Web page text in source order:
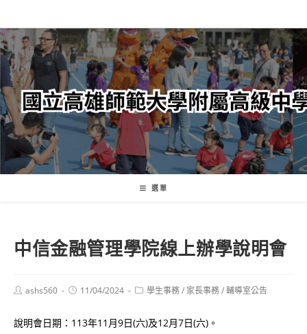
轉
至
主
內
容
選單
中信金融管理學院線上辦學說明會
Postashs560
Post11/04/2024
Post學生事務/ 家長事務/輔導室公告
說明會日期：113年11月9日(六)及12月7日(六)。